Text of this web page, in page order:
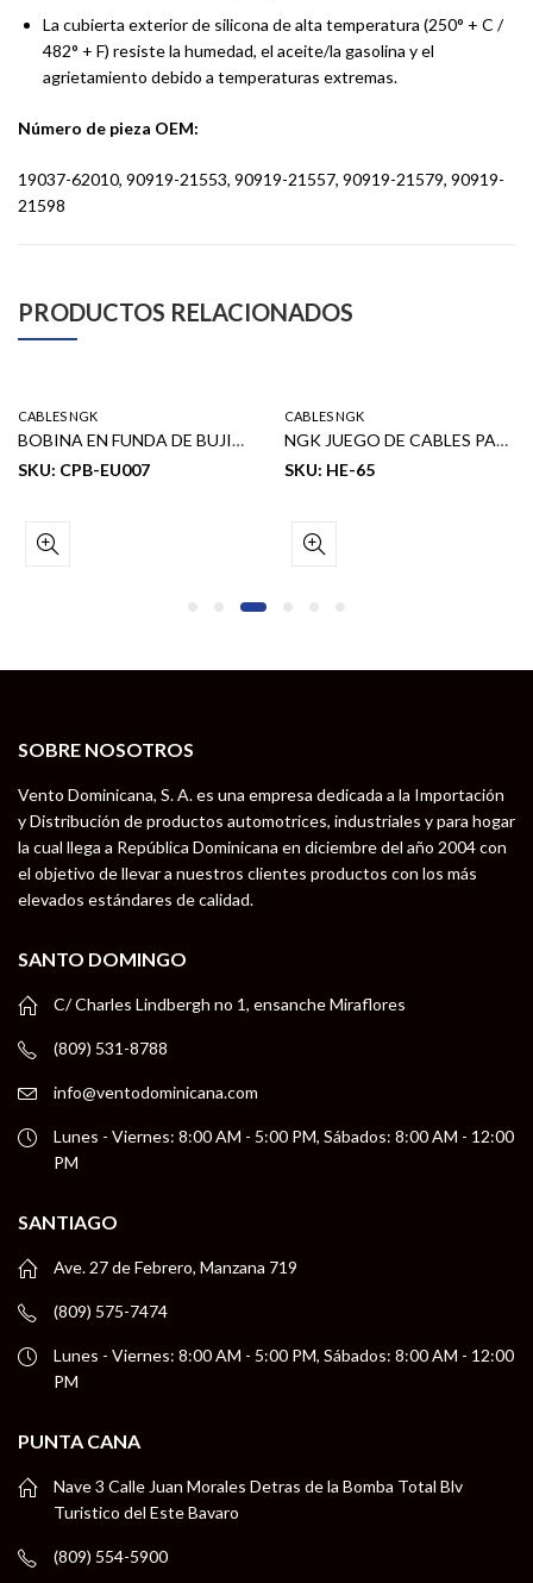
La cubierta exterior de silicona de alta temperatura (250° + C /
482° + F) resiste la humedad, el aceite/la gasolina y el
agrietamiento debido a temperaturas extremas.
Número de pieza OEM:
‎19037-62010, 90919-21553, 90919-21557, 90919-21579, 90919-
21598
PRODUCTOS RELACIONADOS
CABLES NGK
BOBINA EN FUNDA DE BUJIA BMW 320i, AL 840i 97-02, X5 00-04, M3 AL M5 , Z3, Z8 V8, L
SKU: CPB-EU007
CABLES NGK
NGK JUEGO DE CABLES PARA BUJIA NGK PRELUDE 93-01
SKU: HE-65
SOBRE NOSOTROS
Vento Dominicana, S. A. es una empresa dedicada a la Importación
y Distribución de productos automotrices, industriales y para hogar
la cual llega a República Dominicana en diciembre del año 2004 con
el objetivo de llevar a nuestros clientes productos con los más
elevados estándares de calidad.
SANTO DOMINGO
C/ Charles Lindbergh no 1, ensanche Miraflores
(809) 531-8788
info@ventodominicana.com
Lunes - Viernes: 8:00 AM - 5:00 PM, Sábados: 8:00 AM - 12:00
PM
SANTIAGO
Ave. 27 de Febrero, Manzana 719
(809) 575-7474
Lunes - Viernes: 8:00 AM - 5:00 PM, Sábados: 8:00 AM - 12:00
PM
PUNTA CANA
Nave 3 Calle Juan Morales Detras de la Bomba Total Blv
Turistico del Este Bavaro
(809) 554-5900